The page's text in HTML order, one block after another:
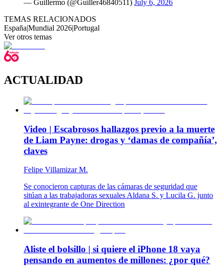
— Guillermo (@Guiller46840511) July 6, 2026
TEMAS RELACIONADOS
España|Mundial 2026|Portugal
Ver otros temas
ACTUALIDAD
Video | Escabrosos hallazgos previo a la muerte
de Liam Payne: drogas y ‘damas de compañía’,
claves
Felipe Villamizar M.
Se conocieron capturas de las cámaras de seguridad que
sitúan a las trabajadoras sexuales Aldana S. y Lucila G. junto
al exintegrante de One Direction
Aliste el bolsillo | si quiere el iPhone 18 vaya
pensando en aumentos de millones: ¿por qué?